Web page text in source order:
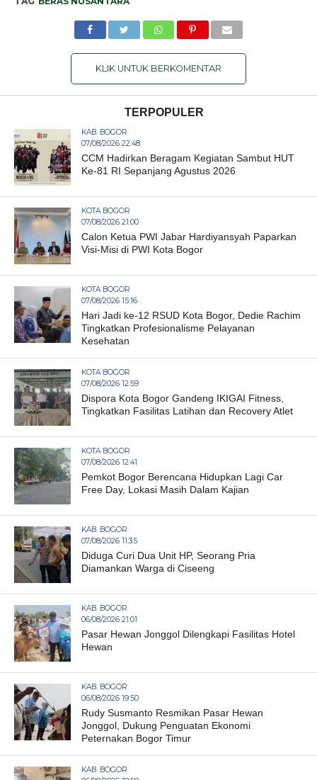
KLIK UNTUK BERKOMENTAR
TERPOPULER
KAB. BOGOR
07/08/2026 22:48
CCM Hadirkan Beragam Kegiatan Sambut HUT
Ke-81 RI Sepanjang Agustus 2026
KOTA BOGOR
07/08/2026 21:00
Calon Ketua PWI Jabar Hardiyansyah Paparkan
Visi-Misi di PWI Kota Bogor
KOTA BOGOR
07/08/2026 15:16
Hari Jadi ke-12 RSUD Kota Bogor, Dedie Rachim
Tingkatkan Profesionalisme Pelayanan
Kesehatan
KOTA BOGOR
07/08/2026 12:59
Dispora Kota Bogor Gandeng IKIGAI Fitness,
Tingkatkan Fasilitas Latihan dan Recovery Atlet
KOTA BOGOR
07/08/2026 12:41
Pemkot Bogor Berencana Hidupkan Lagi Car
Free Day, Lokasi Masih Dalam Kajian
KAB. BOGOR
07/08/2026 11:35
Diduga Curi Dua Unit HP, Seorang Pria
Diamankan Warga di Ciseeng
KAB. BOGOR
06/08/2026 21:01
Pasar Hewan Jonggol Dilengkapi Fasilitas Hotel
Hewan
KAB. BOGOR
06/08/2026 19:50
Rudy Susmanto Resmikan Pasar Hewan
Jonggol, Dukung Penguatan Ekonomi
Peternakan Bogor Timur
KAB. BOGOR